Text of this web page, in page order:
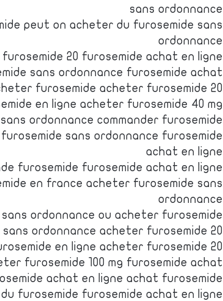
sans ordonnance
peut on acheter du furosemide sans
ordonnance
20 furosemide achat en ligne
sans ordonnance furosemide achat
furosemide acheter furosemide 20
en ligne acheter furosemide 40 mg
ordonnance commander furosemide
sans ordonnance furosemide
achat en ligne
furosemide furosemide achat en ligne
en france acheter furosemide sans
ordonnance
ordonnance ou acheter furosemide
ordonnance acheter furosemide 20
en ligne acheter furosemide 20
furosemide 100 mg furosemide achat
achat en ligne achat furosemide
du furosemide furosemide achat en ligne